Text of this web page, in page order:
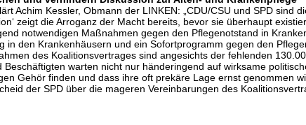
Achim Kessler, Obmann der LINKEN: „CDU/CSU und SPD sind
zeigt die Arroganz der Macht bereits, bevor sie überhaupt
notwendigen Maßnahmen gegen den Pflegenotstand in
den Krankenhäusern und ein Sofortprogramm gegen den
des Koalitionsvertrages sind angesichts der fehlenden
warten nicht nur händeringend auf wirksame
Gehör finden und dass ihre oft prekäre Lage ernst genommen
der SPD über die mageren Vereinbarungen des